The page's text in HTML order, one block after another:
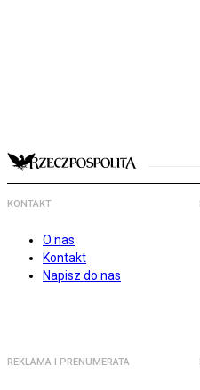
KONTAKT
O nas
Kontakt
Napisz do nas
REKLAMA I PRENUMERATA